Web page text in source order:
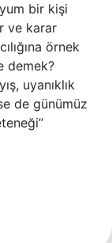
bir kişi
ve karar
örnek
demek?
uyanıklık
de günümüz